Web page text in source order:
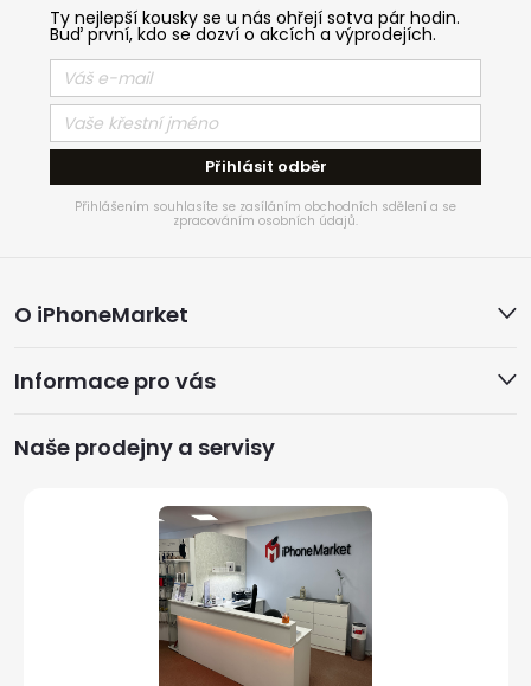
Ty nejlepší kousky se u nás ohřejí sotva pár hodin.
Buď první, kdo se dozví o akcích a výprodejích.
Přihlásit odběr
Přihlášením souhlasíte se zasíláním obchodních sdělení a se
zpracováním osobních údajů.
á
p
a
O iPhoneMarket
Informace pro vás
Naše prodejny a servisy